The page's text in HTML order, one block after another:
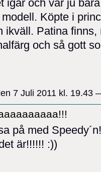
igår och var ju
Köpte i
ikväll. Patina finns,
och så gott
7 Juli 2011 kl. 19.43
på med
är!!!!!! :))